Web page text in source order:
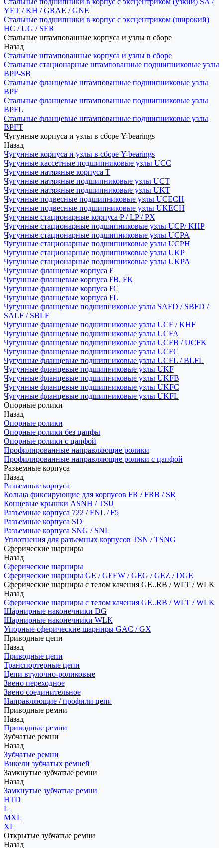
Стальные подшипники в корпус с эксцентриком (узкий) SA /
YET / KH / GRAE / GNE
Стальные подшипники в корпус с эксцентриком (широкий)
HC / UG / SER
Стальные штампованные корпуса и узлы в сборе
Назад
Стальные штампованные корпуса и узлы в сборе
Стальные стационарные штампованные подшипниковые узлы
BPP-SB
Стальные фланцевые штампованные подшипниковые узлы
BPF
Стальные фланцевые штампованные подшипниковые узлы
BPFL
Стальные фланцевые штампованные подшипниковые узлы
BPFT
Чугунные корпуса и узлы в сборе Y-bearings
Назад
Чугунные корпуса и узлы в сборе Y-bearings
Чугунные кассетные подшипниковые узлы UCC
Чугунные натяжные корпуса T
Чугунные натяжные подшипниковые узлы UCT
Чугунные натяжные подшипниковые узлы UKT
Чугунные подвесные подшипниковые узлы UCECH
Чугунные подвесные подшипниковые узлы UKECH
Чугунные стационарные корпуса P / LP / PX
Чугунные стационарные подшипниковые узлы UCP/ KHP
Чугунные стационарные подшипниковые узлы UCPA
Чугунные стационарные подшипниковые узлы UCPH
Чугунные стационарные подшипниковые узлы UKP
Чугунные стационарные подшипниковые узлы UKPA
Чугунные фланцевые корпуса F
Чугунные фланцевые корпуса FB, FK
Чугунные фланцевые корпуса FC
Чугунные фланцевые корпуса FL
Чугунные фланцевые подшипниковые узлы SAFD / SBFD /
SALF / SBLF
Чугунные фланцевые подшипниковые узлы UCF / KHF
Чугунные фланцевые подшипниковые узлы UCFA
Чугунные фланцевые подшипниковые узлы UCFB / UCFK
Чугунные фланцевые подшипниковые узлы UCFC
Чугунные фланцевые подшипниковые узлы UCFL / BLFL
Чугунные фланцевые подшипниковые узлы UKF
Чугунные фланцевые подшипниковые узлы UKFB
Чугунные фланцевые подшипниковые узлы UKFC
Чугунные фланцевые подшипниковые узлы UKFL
Опорные ролики
Назад
Опорные ролики
Опорные ролики без цапфы
Опорные ролики с цапфой
Профилированные направляющие ролики
Профилированные направляющие ролики с цапфой
Разъемные корпуса
Назад
Разъемные корпуса
Кольца фиксирующие для корпусов FR / FRB / SR
Концевые крышки ASNH / TSU
Разъемные корпуса 722 / FNL / F5
Разъемные корпуса SD
Разъемные корпуса SNG / SNL
Уплотнения для разъемных корпусов TSN / TSNG
Сферические шарниры
Назад
Сферические шарниры
Сферические шарниры GE / GEEW / GEG / GEZ / DGE
Сферические шарниры с телом качения GE..RB / WLT / WLK
Назад
Сферические шарниры с телом качения GE..RB / WLT / WLK
Шарнирные наконечники DG
Шарнирные наконечники WLK
Упорные сферические шарниры GAC / GX
Приводные цепи
Назад
Приводные цепи
Транспортерные цепи
Цепи втулочно-роликовые
Звено переходное
Звено соединительное
Направляющие / профили цепи
Приводные ремни
Назад
Приводные ремни
Зубчатые ремни
Назад
Зубчатые ремни
Викели зубчатых ремней
Замкнутые зубчатые ремни
Назад
Замкнутые зубчатые ремни
HTD
L
MXL
XL
Открытые зубчатые ремни
Назад